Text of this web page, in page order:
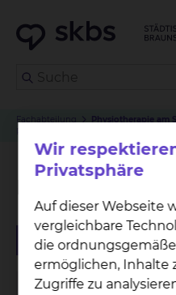
Fachabteilung
Physiotherapie am
Wir
Privatsphäre
Auf dieser Webseite
vergleichbare
die
ermöglichen, Inhalte
Zugriffe zu